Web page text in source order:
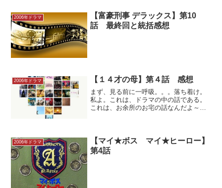
しまった。（もっとも...
2006年ドラマ
【富豪刑事 デラックス】第10
話 最終回と統括感想
2006年ドラマ 【１４才の母】第４話 感想
まず、見る前に一呼吸。。。落ち着け。
私よ。これは、ドラマの中の話である。
これは、お余所のお宅の話なんだよ～。
で、かなり客観的に見...
2006年ドラマ
【マイ★ボス マイ★ヒーロー】
第4話